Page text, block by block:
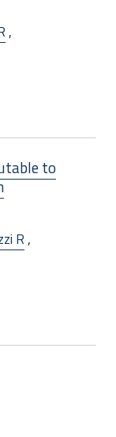
,
to
R,